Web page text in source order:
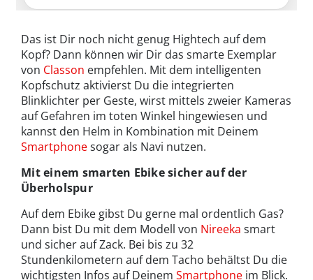
Das ist Dir noch nicht genug Hightech auf dem
Kopf? Dann können wir Dir das smarte Exemplar
von Classon empfehlen. Mit dem intelligenten
Kopfschutz aktivierst Du die integrierten
Blinklichter per Geste, wirst mittels zweier Kameras
auf Gefahren im toten Winkel hingewiesen und
kannst den Helm in Kombination mit Deinem
Smartphonesogar als Navi nutzen.
Mit einem smarten Ebike sicher auf der
Überholspur
Auf dem Ebike gibst Du gerne mal ordentlich Gas?
Dann bist Du mit dem Modell von Nireeka smart
und sicher auf Zack. Bei bis zu 32
Stundenkilometern auf dem Tacho behältst Du die
wichtigsten Infos auf Deinem Smartphone im Blick.